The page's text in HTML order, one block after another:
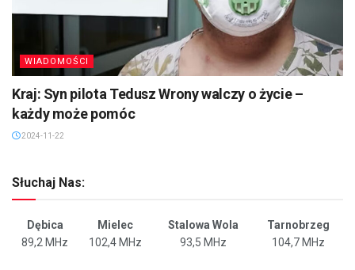
WIADOMOŚCI
Kraj: Syn pilota Tedusz Wrony walczy o życie –
każdy może pomóc
2024-11-22
Słuchaj Nas:
Dębica Mielec Stalowa Wola
Tarnobrzeg
89,2 MHz
102,4 MHz 93,5 MHz 104,7 MHz